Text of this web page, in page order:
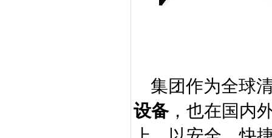
集团作为全球
设备，也在国内